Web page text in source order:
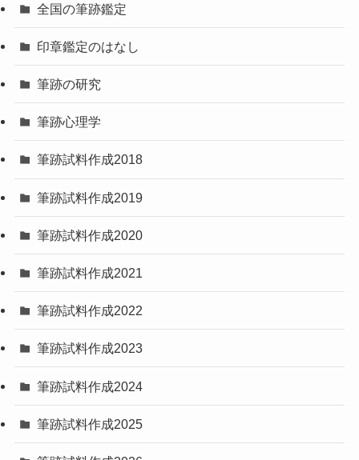
全国の筆跡鑑定
印章鑑定のはなし
筆跡の研究
筆跡心理学
筆跡試料作成2018
筆跡試料作成2019
筆跡試料作成2020
筆跡試料作成2021
筆跡試料作成2022
筆跡試料作成2023
筆跡試料作成2024
筆跡試料作成2025